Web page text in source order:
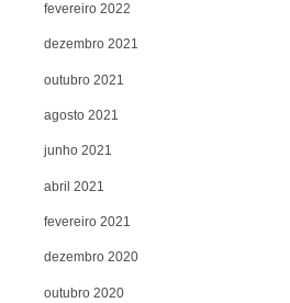
fevereiro 2022
dezembro 2021
outubro 2021
agosto 2021
junho 2021
abril 2021
fevereiro 2021
dezembro 2020
outubro 2020